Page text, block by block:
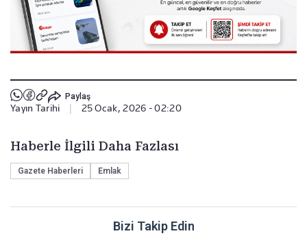
Paylaş
Yayın Tarihi 25 Ocak, 2026 - 02:20
Haberle İlgili Daha Fazlası
Gazete Haberleri Emlak
Bizi Takip Edin